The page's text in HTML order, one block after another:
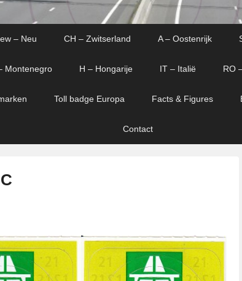
– Neu CH – Zwitserland A – Oostenrijk
Montenegro H – Hongarije IT – Italië RO
Toll badge Europa Facts & Figures
Contact